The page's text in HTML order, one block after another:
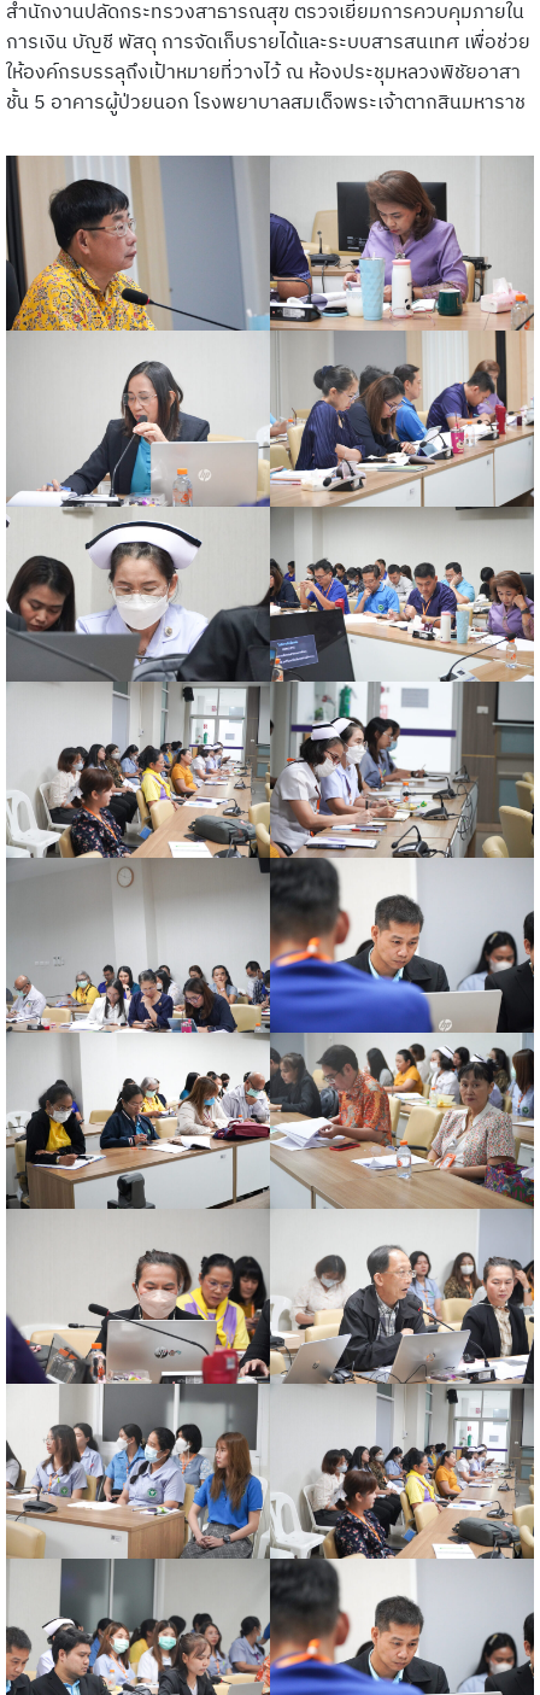
สำนักงานปลัดกระทรวงสาธารณสุข ตรวจเยี่ยมการควบคุมภายใน
การเงิน บัญชี พัสดุ การจัดเก็บรายได้และระบบสารสนเทศ เพื่อช่วย
ให้องค์กรบรรลุถึงเป้าหมายที่วางไว้ ณ ห้องประชุมหลวงพิชัยอาสา
ชั้น 5 อาคารผู้ป่วยนอก โรงพยาบาลสมเด็จพระเจ้าตากสินมหาราช